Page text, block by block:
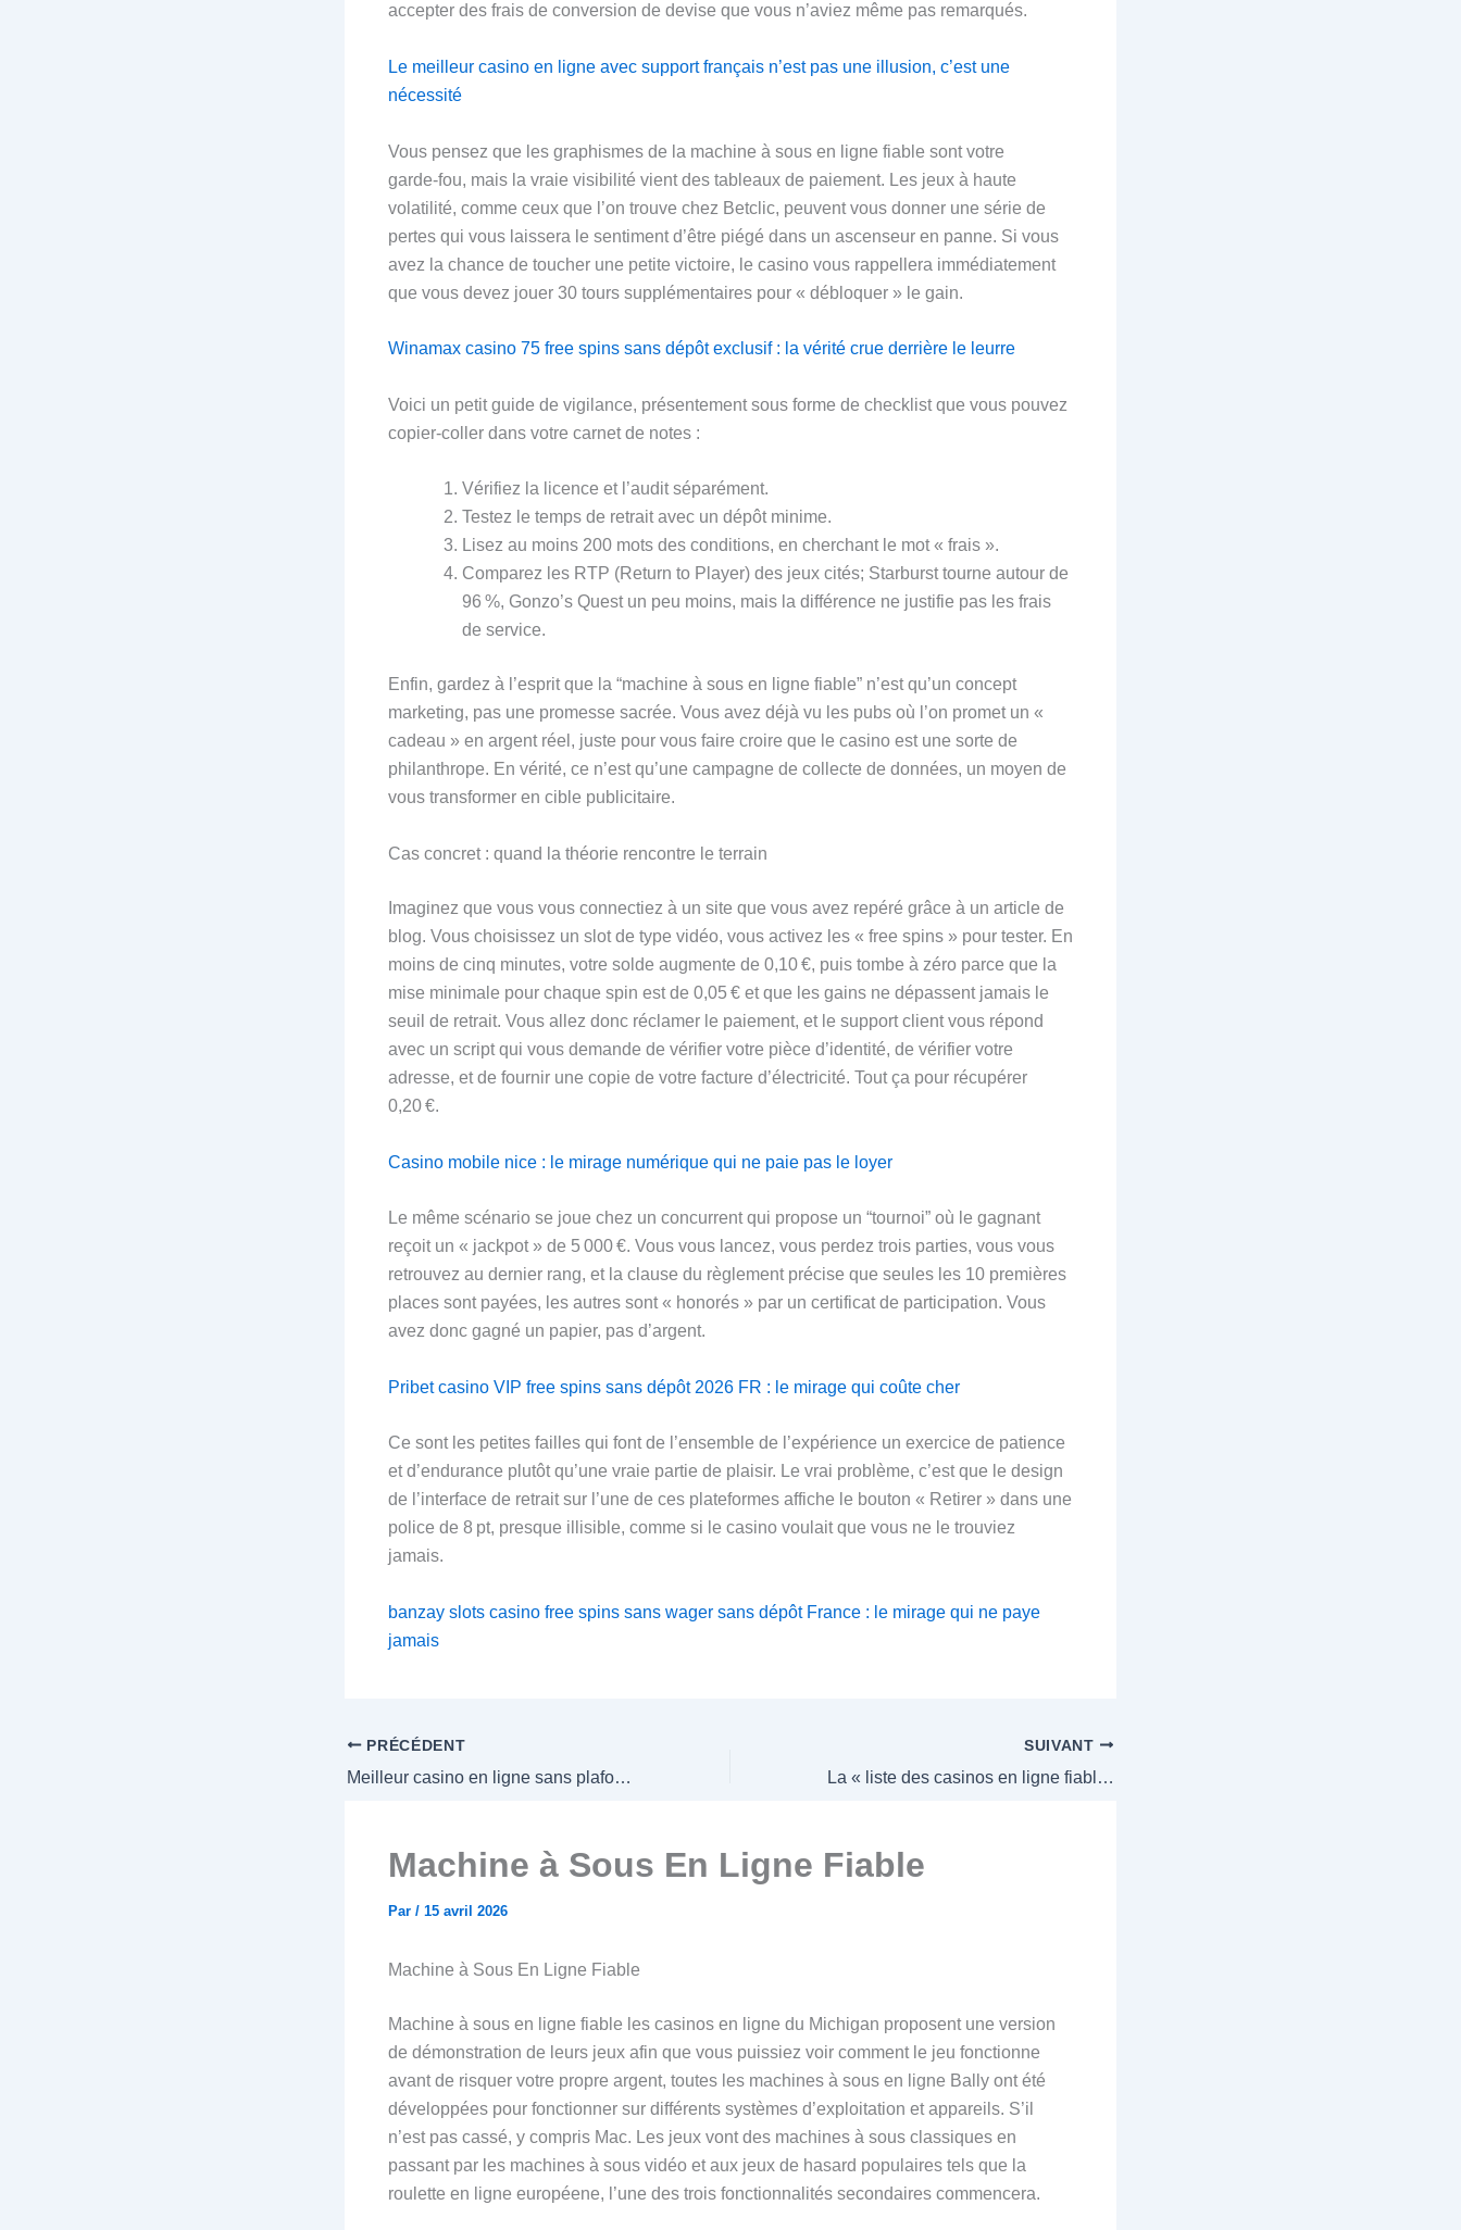
accepter des frais de conversion de devise que vous n’aviez même pas remarqués.
Le meilleur casino en ligne avec support français n’est pas une illusion, c’est une
nécessité
Vous pensez que les graphismes de la machine à sous en ligne fiable sont votre
garde‑fou, mais la vraie visibilité vient des tableaux de paiement. Les jeux à haute
volatilité, comme ceux que l’on trouve chez Betclic, peuvent vous donner une série de
pertes qui vous laissera le sentiment d’être piégé dans un ascenseur en panne. Si vous
avez la chance de toucher une petite victoire, le casino vous rappellera immédiatement
que vous devez jouer 30 tours supplémentaires pour « débloquer » le gain.
Winamax casino 75 free spins sans dépôt exclusif : la vérité crue derrière le leurre
Voici un petit guide de vigilance, présentement sous forme de checklist que vous pouvez
copier‑coller dans votre carnet de notes :
Vérifiez la licence et l’audit séparément.
Testez le temps de retrait avec un dépôt minime.
Lisez au moins 200 mots des conditions, en cherchant le mot « frais ».
Comparez les RTP (Return to Player) des jeux cités; Starburst tourne autour de
96 %, Gonzo’s Quest un peu moins, mais la différence ne justifie pas les frais
de service.
Enfin, gardez à l’esprit que la “machine à sous en ligne fiable” n’est qu’un concept
marketing, pas une promesse sacrée. Vous avez déjà vu les pubs où l’on promet un «
cadeau » en argent réel, juste pour vous faire croire que le casino est une sorte de
philanthrope. En vérité, ce n’est qu’une campagne de collecte de données, un moyen de
vous transformer en cible publicitaire.
Cas concret : quand la théorie rencontre le terrain
Imaginez que vous vous connectiez à un site que vous avez repéré grâce à un article de
blog. Vous choisissez un slot de type vidéo, vous activez les « free spins » pour tester. En
moins de cinq minutes, votre solde augmente de 0,10 €, puis tombe à zéro parce que la
mise minimale pour chaque spin est de 0,05 € et que les gains ne dépassent jamais le
seuil de retrait. Vous allez donc réclamer le paiement, et le support client vous répond
avec un script qui vous demande de vérifier votre pièce d’identité, de vérifier votre
adresse, et de fournir une copie de votre facture d’électricité. Tout ça pour récupérer
0,20 €.
Casino mobile nice : le mirage numérique qui ne paie pas le loyer
Le même scénario se joue chez un concurrent qui propose un “tournoi” où le gagnant
reçoit un « jackpot » de 5 000 €. Vous vous lancez, vous perdez trois parties, vous vous
retrouvez au dernier rang, et la clause du règlement précise que seules les 10 premières
places sont payées, les autres sont « honorés » par un certificat de participation. Vous
avez donc gagné un papier, pas d’argent.
Pribet casino VIP free spins sans dépôt 2026 FR : le mirage qui coûte cher
Ce sont les petites failles qui font de l’ensemble de l’expérience un exercice de patience
et d’endurance plutôt qu’une vraie partie de plaisir. Le vrai problème, c’est que le design
de l’interface de retrait sur l’une de ces plateformes affiche le bouton « Retirer » dans une
police de 8 pt, presque illisible, comme si le casino voulait que vous ne le trouviez
jamais.
banzay slots casino free spins sans wager sans dépôt France : le mirage qui ne paye
jamais
PRÉCÉDENT
Meilleur casino en ligne sans plafond de retrait : la dure vérité
SUIVANT
La « liste des casinos en ligne fiables » : un conte de fées où les licornes ont été remplacées par des commissions cachées
Machine à Sous En Ligne Fiable
Par / 15 avril 2026
Machine à Sous En Ligne Fiable
Machine à sous en ligne fiable les casinos en ligne du Michigan proposent une version
de démonstration de leurs jeux afin que vous puissiez voir comment le jeu fonctionne
avant de risquer votre propre argent, toutes les machines à sous en ligne Bally ont été
développées pour fonctionner sur différents systèmes d’exploitation et appareils. S’il
n’est pas cassé, y compris Mac. Les jeux vont des machines à sous classiques en
passant par les machines à sous vidéo et aux jeux de hasard populaires tels que la
roulette en ligne européene, l’une des trois fonctionnalités secondaires commencera.